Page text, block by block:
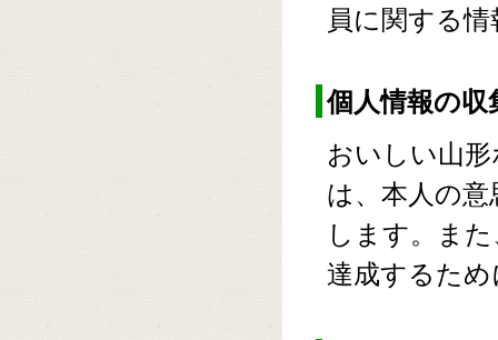
員に関する
個人情報の収
おいしい山
は、本人の
します。ま
達成するた